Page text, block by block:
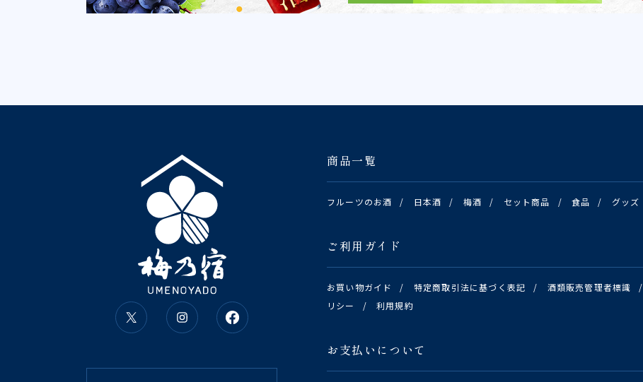
商品一覧
フルーツのお酒 / 日本酒 / 梅酒 / セット商品 / 食品 / グッズ
ご利用ガイド
お買い物ガイド / 特定商取引法に基づく表記 / 酒類販売管理者標識 /
リシー
/ 利用規約
お支払いについて